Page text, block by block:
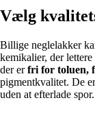
Vælg
Billige neglelakker
kemikalier, der
der erfri for toluen,
pigmentkvalitet. De
uden at efterlade spor.